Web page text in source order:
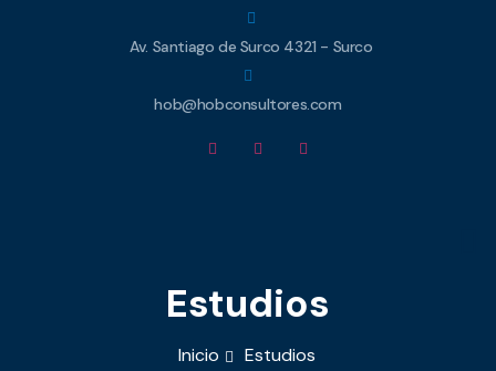
Av. Santiago de Surco 4321 - Surco
hob@hobconsultores.com
Estudios
Inicio Estudios